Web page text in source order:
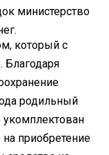
министерство
который с
Благодаря
родильный
укомплектован
приобретение